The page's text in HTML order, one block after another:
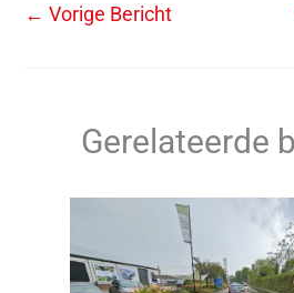
← Vorige Bericht
Gerelateerde